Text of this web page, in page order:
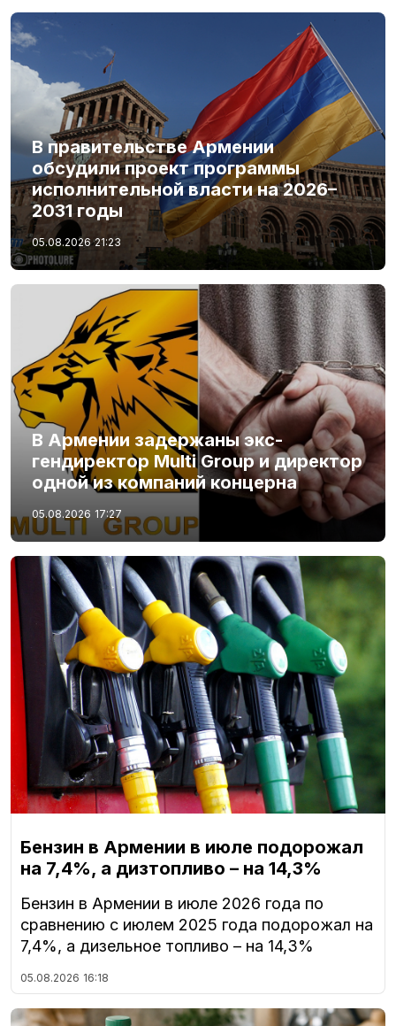
В правительстве Армении
обсудили проект программы
исполнительной власти на 2026–
2031 годы
05.08.2026 21:23
В Армении задержаны экс-
гендиректор Multi Group и директор
одной из компаний концерна
05.08.2026 17:27
Бензин в Армении в июле подорожал
на 7,4%, а дизтопливо – на 14,3%
Бензин в Армении в июле 2026 года по
сравнению с июлем 2025 года подорожал на
7,4%, а дизельное топливо – на 14,3%
05.08.2026 16:18